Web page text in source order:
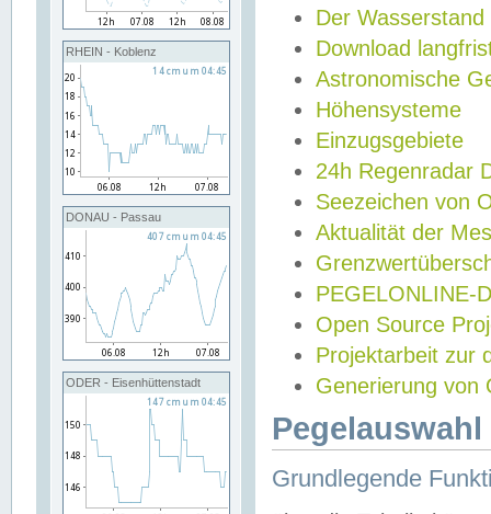
RHEIN - Koblenz
DONAU - Passau
ODER - Eisenhüttenstadt
Der Wasserstand
Download
Astronomische
Höhensysteme
Einzugsgebiete
24h Regenradar
Seezeichen von
Aktualität der
PEGELONLINE-
Open Source
Projektarbeit zur
Generierung von
Grundlegende